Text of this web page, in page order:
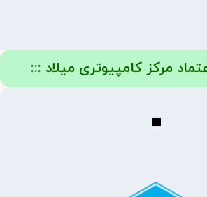
مرکز کامپیوتری میلاد :::